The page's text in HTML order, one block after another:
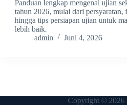
Panduan lengkap mengenai ujian
tahun 2026, mulai dari persyaratan,
hingga tips persiapan ujian untuk
lebih baik.
admin
Juni 4, 2026
Copyright © 2026